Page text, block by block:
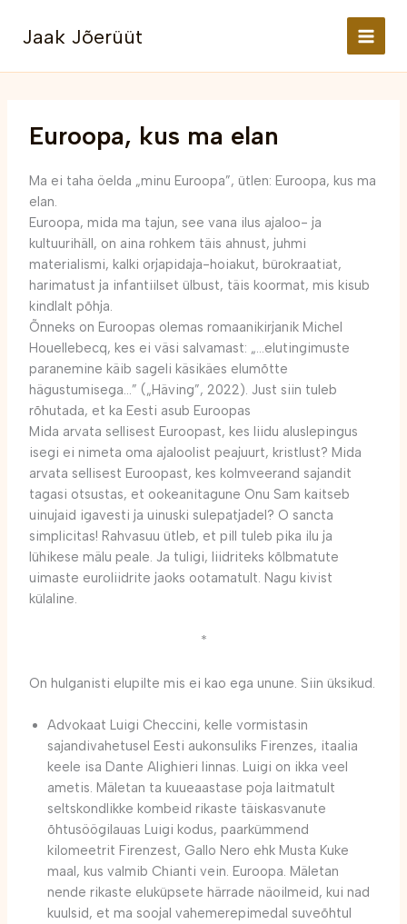
Jaak Jõerüüt
Euroopa, kus ma elan
Ma ei taha öelda „minu Euroopa”, ütlen: Euroopa, kus ma
elan.
Euroopa, mida ma tajun, see vana ilus ajaloo- ja
kultuurihäll, on aina rohkem täis ahnust, juhmi
materialismi, kalki orjapidaja-hoiakut, bürokraatiat,
harimatust ja infantiilset ülbust, täis koormat, mis kisub
kindlalt põhja.
Õnneks on Euroopas olemas romaanikirjanik Michel
Houellebecq, kes ei väsi salvamast: „…elutingimuste
paranemine käib sageli käsikäes elumõtte
hägustumisega…” („Häving”, 2022). Just siin tuleb
rõhutada, et ka Eesti asub Euroopas
Mida arvata sellisest Euroopast, kes liidu aluslepingus
isegi ei nimeta oma ajaloolist peajuurt, kristlust? Mida
arvata sellisest Euroopast, kes kolmveerand sajandit
tagasi otsustas, et ookeanitagune Onu Sam kaitseb
uinujaid igavesti ja uinuski sulepatjadel? O sancta
simplicitas! Rahvasuu ütleb, et pill tuleb pika ilu ja
lühikese mälu peale. Ja tuligi, liidriteks kõlbmatute
uimaste euroliidrite jaoks ootamatult. Nagu kivist
külaline.
*
On hulganisti elupilte mis ei kao ega unune. Siin üksikud.
Advokaat Luigi Checcini, kelle vormistasin
sajandivahetusel Eesti aukonsuliks Firenzes, itaalia
keele isa Dante Alighieri linnas. Luigi on ikka veel
ametis. Mäletan ta kuueaastase poja laitmatult
seltskondlikke kombeid rikaste täiskasvanute
õhtusöögilauas Luigi kodus, paarkümmend
kilomeetrit Firenzest, Gallo Nero ehk Musta Kuke
maal, kus valmib Chianti vein. Euroopa. Mäletan
nende rikaste eluküpsete härrade näoilmeid, kui nad
kuulsid, et ma soojal vahemerepimedal suveõhtul